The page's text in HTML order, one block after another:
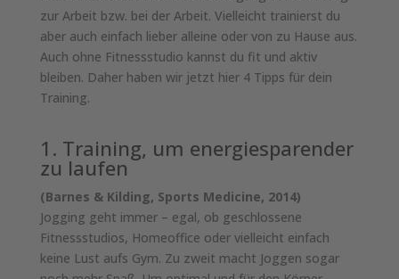
zur Arbeit bzw. bei der Arbeit. Vielleicht trainierst du
aber auch einfach lieber alleine oder von zu Hause aus.
Auch ohne Fitnessstudio kannst du fit und aktiv
bleiben. Daher haben wir jetzt hier 4 Tipps für dein
Training.
1. Training, um energiesparender
zu laufen
(Barnes & Kilding, Sports Medicine, 2014)
Jogging geht immer – egal, ob geschlossene
Fitnessstudios, Homeoffice oder vielleicht einfach
keine Lust aufs Gym. Zu zweit macht Joggen sogar